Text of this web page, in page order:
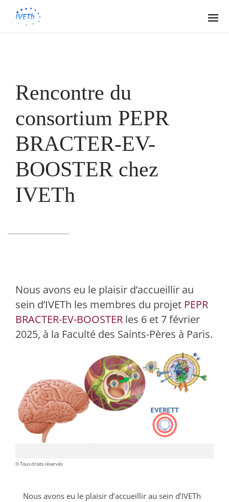
Rencontre du
consortium PEPR
BRACTER-EV-
BOOSTER chez
IVETh
Nous avons eu le plaisir d’accueillir au
sein d’IVETh les membres du projet PEPR
BRACTER-EV-BOOSTER les 6 et 7 février
2025, à la Faculté des Saints-Pères à Paris.
© Tous droits réservés
Nous avons eu le plaisir d’accueillir au sein d’IVETh